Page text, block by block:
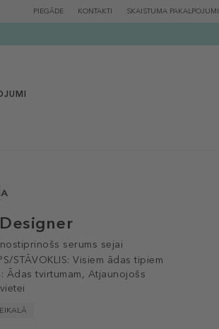
PIEGĀDE KONTAKTI SKAISTUMA PAKALPOJUMI
serums sejai
STĀVOKLIS: Visiem ādas tipiem
Ādas tvirtumam, Atjaunojošs